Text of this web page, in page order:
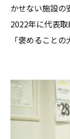
かせない施設の
2022年に代表
「褒めることの